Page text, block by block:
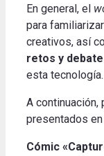
En general, el
para
creativos, así
retos y
esta tecnología.
A continuación,
presentados en
Cómic